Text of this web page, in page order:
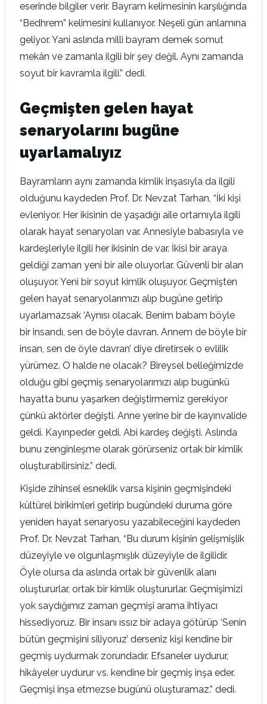
eserinde bilgiler verir. Bayram kelimesinin karşılığında
“Bedhrem” kelimesini kullanıyor. Neşeli gün anlamına
geliyor. Yani aslında milli bayram demek somut
mekân ve zamanla ilgili bir şey değil. Aynı zamanda
soyut bir kavramla ilgili.” dedi.
Geçmişten gelen hayat
senaryolarını bugüne
uyarlamalıyız
Bayramların aynı zamanda kimlik inşasıyla da ilgili
olduğunu kaydeden Prof. Dr. Nevzat Tarhan, “İki kişi
evleniyor. Her ikisinin de yaşadığı aile ortamıyla ilgili
olarak hayat senaryoları var. Annesiyle babasıyla ve
kardeşleriyle ilgili her ikisinin de var. İkisi bir araya
geldiği zaman yeni bir aile oluyorlar. Güvenli bir alan
oluşuyor. Yeni bir soyut kimlik oluşuyor. Geçmişten
gelen hayat senaryolarımızı alıp bugüne getirip
uyarlamazsak ‘Aynısı olacak. Benim babam böyle
bir insandı, sen de böyle davran. Annem de böyle bir
insan, sen de öyle davran’ diye diretirsek o evlilik
yürümez. O halde ne olacak? Bireysel belleğimizde
olduğu gibi geçmiş senaryolarımızı alıp bugünkü
hayatta bunu yaşarken değiştirmemiz gerekiyor
çünkü aktörler değişti. Anne yerine bir de kayınvalide
geldi. Kayınpeder geldi. Abi kardeş değişti. Aslında
bunu zenginleşme olarak görürseniz ortak bir kimlik
oluşturabilirsiniz.” dedi.
Kişide zihinsel esneklik varsa kişinin geçmişindeki
kültürel birikimleri getirip bugündeki duruma göre
yeniden hayat senaryosu yazabileceğini kaydeden
Prof. Dr. Nevzat Tarhan, “Bu durum kişinin gelişmişlik
düzeyiyle ve olgunlaşmışlık düzeyiyle de ilgilidir.
Öyle olursa da aslında ortak bir güvenlik alanı
oluştururlar, ortak bir kimlik oluştururlar. Geçmişimizi
yok saydığımız zaman geçmişi arama ihtiyacı
hissediyoruz. Bir insanı ıssız bir adaya götürüp ‘Senin
bütün geçmişini siliyoruz’ derseniz kişi kendine bir
geçmiş uydurmak zorundadır. Efsaneler uydurur,
hikâyeler uydurur vs. kendine bir geçmiş inşa eder.
Geçmişi inşa etmezse bugünü oluşturamaz.” dedi.